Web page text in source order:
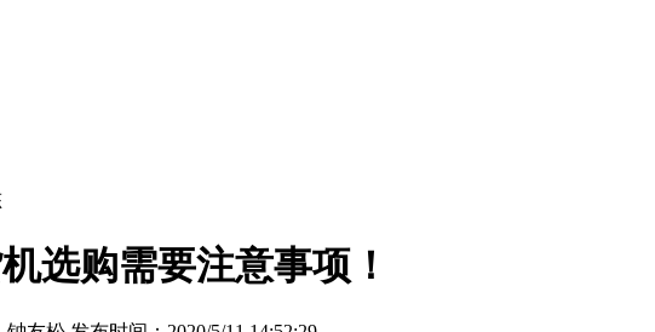
选购需要注意事项！